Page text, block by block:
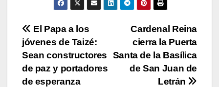
Navegación
de
entradas
Cardenal Reina
cierra la Puerta
Santa de la Basílica
de San Juan de
Letrán
El Papa a los
jóvenes de Taizé:
Sean constructores
de paz y portadores
de esperanza